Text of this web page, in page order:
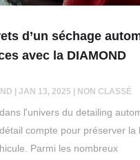
d’un séchage
avec la DIAMOND
JAN 13, 2025 NON CLASSÉ
l'univers du detailing
compte pour préserver la
Parmi les nombreux